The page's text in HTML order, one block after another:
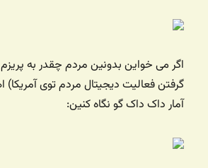
اگر می خواین بدونین مردم چقدر به پریزم
گرفتن فعالیت دیجیتال مردم توی
آمار داک داک گو نگاه کنین: